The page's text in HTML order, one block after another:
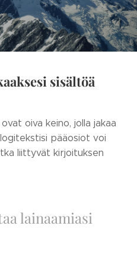
sisältöä
oiva keino, jolla jakaa
pääosiot voi
liittyvät kirjoituksen
lainaamiasi